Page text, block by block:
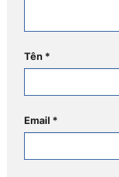
Tên *
Email *